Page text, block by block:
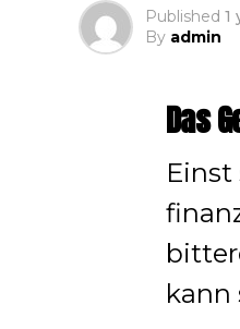
Published 1
By admin
Das
kann